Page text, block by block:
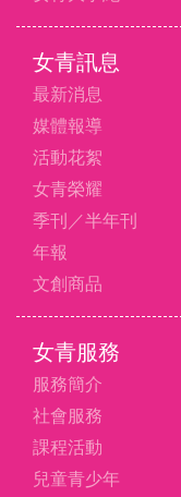
女青訊息
最新消息
媒體報導
活動花絮
女青榮耀
季刊／半年刊
年報
文創商品
女青服務
服務簡介
社會服務
課程活動
兒童青少年